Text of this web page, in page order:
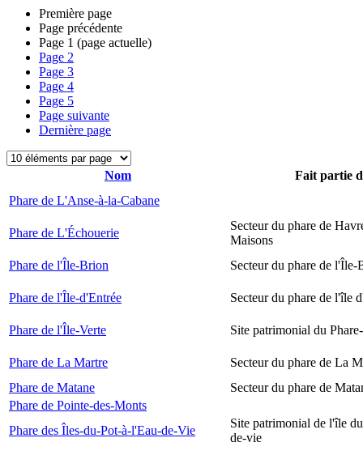
Première page
Page précédente
Page 1 (page actuelle)
Page 2
Page 3
Page 4
Page 5
Page suivante
Dernière page
Nom
Fait partie
Phare de L'Anse-à-la-Cabane
Phare de L'Échouerie
Secteur du phare de
Maisons
Phare de l'Île-Brion
Secteur du phare de l'Île-
Phare de l'Île-d'Entrée Secteur du phare de l'île
Phare de l'Île-Verte Site patrimonial du
Phare de La Martre
Secteur du phare de La
Phare de Matane
Secteur du phare de
Phare de Pointe-des-Monts
Phare des Îles-du-Pot-à-l'Eau-de-Vie
Site patrimonial de l'île
de-vie